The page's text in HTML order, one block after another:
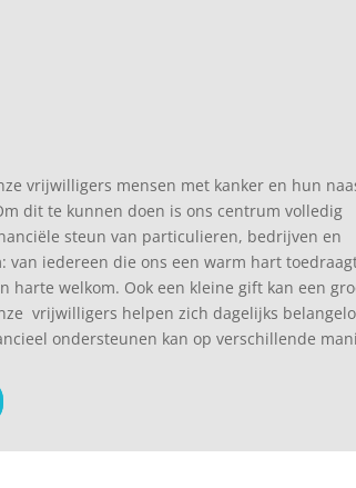
vrijwilligers mensen met kanker en hun
dit te kunnen doen is ons centrum volledig
steun van particulieren, bedrijven en
van iedereen die ons een warm hart
harte welkom. Ook een kleine gift kan een
vrijwilligers helpen zich dagelijks
ondersteunen kan op verschillende